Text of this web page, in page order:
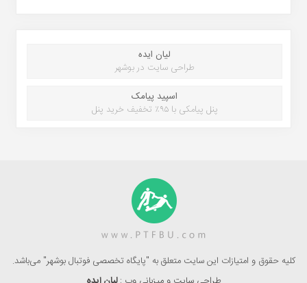
لیان ایده
طراحی سایت در بوشهر
اسپید پیامک
پنل پیامکی با ۹۵٪ تخفیف خرید پنل
کلیه حقوق و امتیازات این سایت متعلق به "پایگاه تخصصی فوتبال بوشهر" می‌باشد.